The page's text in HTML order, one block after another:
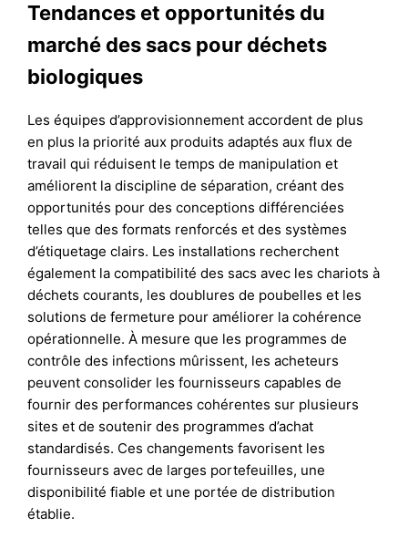
Tendances et opportunités du
marché des sacs pour déchets
biologiques
Les équipes d’approvisionnement accordent de plus
en plus la priorité aux produits adaptés aux flux de
travail qui réduisent le temps de manipulation et
améliorent la discipline de séparation, créant des
opportunités pour des conceptions différenciées
telles que des formats renforcés et des systèmes
d’étiquetage clairs. Les installations recherchent
également la compatibilité des sacs avec les chariots à
déchets courants, les doublures de poubelles et les
solutions de fermeture pour améliorer la cohérence
opérationnelle. À mesure que les programmes de
contrôle des infections mûrissent, les acheteurs
peuvent consolider les fournisseurs capables de
fournir des performances cohérentes sur plusieurs
sites et de soutenir des programmes d’achat
standardisés. Ces changements favorisent les
fournisseurs avec de larges portefeuilles, une
disponibilité fiable et une portée de distribution
établie.